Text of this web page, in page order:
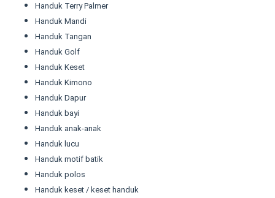
Handuk Terry Palmer
Handuk Mandi
Handuk Tangan
Handuk Golf
Handuk Keset
Handuk Kimono
Handuk Dapur
Handuk bayi
Handuk anak-anak
Handuk lucu
Handuk motif batik
Handuk polos
Handuk keset / keset handuk